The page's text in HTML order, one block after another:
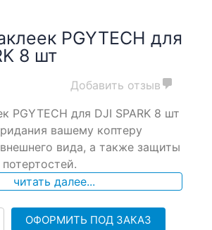
PGYTECH для
8 шт
Добавить отзыв
PGYTECH для DJI SPARK 8 шт
вашему коптеру
вида, а также защиты
читать далее...
ОФОРМИТЬ ПОД ЗАКАЗ